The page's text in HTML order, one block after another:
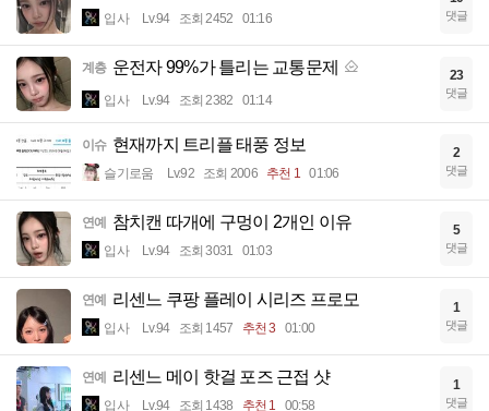
입사 Lv.94 조회 2452 01:16 댓글
계층 운전자 99%가 틀리는 교통문제
입사 Lv.94 조회 2382 01:14
23
댓글
이슈 현재까지 트리플 태풍 정보
슬기로움 Lv.92 조회 2006 추천 1 01:06
2
댓글
연예 참치캔 따개에 구멍이 2개인 이유
입사 Lv.94 조회 3031 01:03
5
댓글
연예 리센느 쿠팡 플레이 시리즈 프로모
입사 Lv.94 조회 1457 추천 3 01:00
1
댓글
연예 리센느 메이 핫걸 포즈 근접 샷
입사 Lv.94 조회 1438 추천 1 00:58
1
댓글